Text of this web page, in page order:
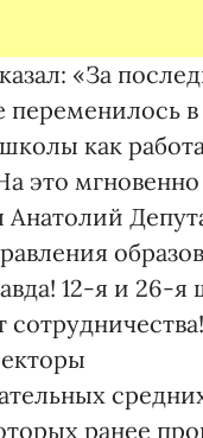
«За
переменилось
как
это мгновенно
Анатолий
12-я и 26-я
ранее